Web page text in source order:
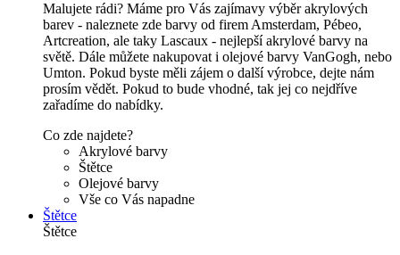
Malujete rádi? Máme pro Vás zajímavy výběr akrylových
barev - naleznete zde barvy od firem Amsterdam, Pébeo,
Artcreation, ale taky Lascaux - nejlepší akrylové barvy na
světě. Dále můžete nakupovat i olejové barvy VanGogh, nebo
Umton. Pokud byste měli zájem o další výrobce, dejte nám
prosím vědět. Pokud to bude vhodné, tak jej co nejdříve
zařadíme do nabídky.
Co zde najdete?
Akrylové barvy
Štětce
Olejové barvy
Vše co Vás napadne
Štětce
Štětce